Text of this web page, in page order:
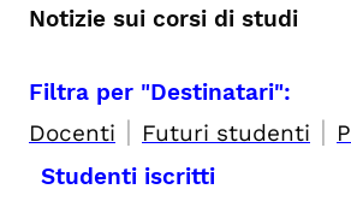
Notizie sui corsi di studi
Filtra per "Destinatari":
Docenti | Futuri studenti |
Studenti iscritti